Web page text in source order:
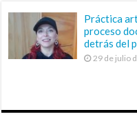
Práctica
proceso
detrás del
29 de julio